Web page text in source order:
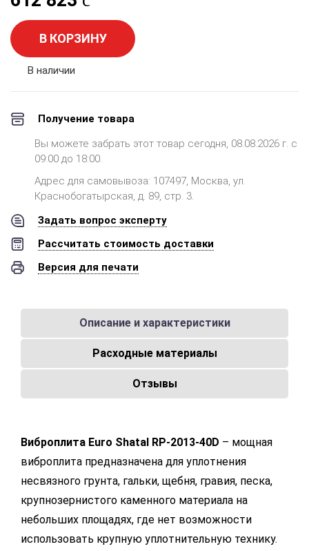
В КОРЗИНУ
В наличии
Получение товара
Вы можете забрать этот товар сегодня, 08.08.2026 г. с
09:00 до 18:00.
Адрес для самовывоза: 107497, Москва, ул.
Краснобогатырская, д. 89, стр. 3.
Задать вопрос эксперту
Рассчитать стоимость доставки
Версия для печати
Описание и характеристики
Расходные материалы
Отзывы
Виброплита Euro Shatal RP-2013-40D – мощная
виброплита предназначена для уплотнения
несвязного грунта, гальки, щебня, гравия, песка,
крупнозернистого каменного материала на
небольших площадях, где нет возможности
использовать крупную уплотнительную технику.